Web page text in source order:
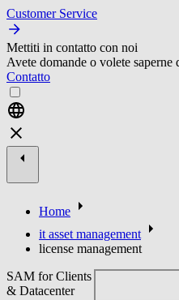
Customer Service
Mettiti in contatto con noi
Avete domande o volete
Contatto
Home
it asset management
license management
SAM for Clients
& Datacenter